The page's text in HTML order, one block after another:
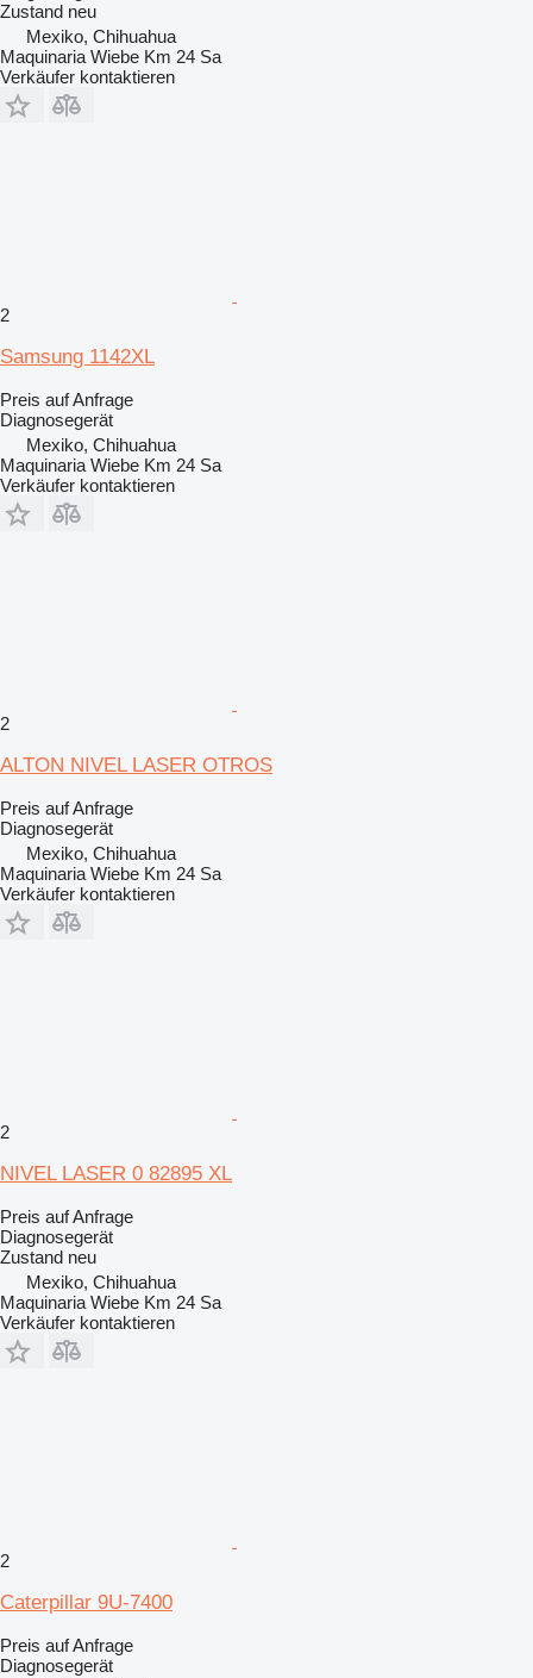
Zustand neu
Mexiko, Chihuahua
Maquinaria Wiebe Km 24 Sa
Verkäufer kontaktieren
2
Samsung 1142XL
Preis auf Anfrage
Diagnosegerät
Mexiko, Chihuahua
Maquinaria Wiebe Km 24 Sa
Verkäufer kontaktieren
2
ALTON NIVEL LASER OTROS
Preis auf Anfrage
Diagnosegerät
Mexiko, Chihuahua
Maquinaria Wiebe Km 24 Sa
Verkäufer kontaktieren
2
NIVEL LASER 0 82895 XL
Preis auf Anfrage
Diagnosegerät
Zustand neu
Mexiko, Chihuahua
Maquinaria Wiebe Km 24 Sa
Verkäufer kontaktieren
2
Caterpillar 9U-7400
Preis auf Anfrage
Diagnosegerät